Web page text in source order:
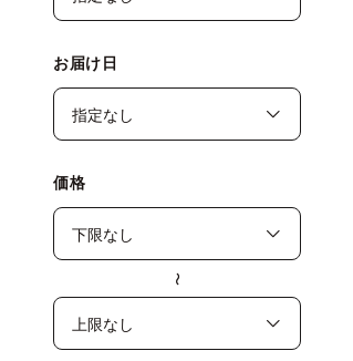
お届け日
価格
〜